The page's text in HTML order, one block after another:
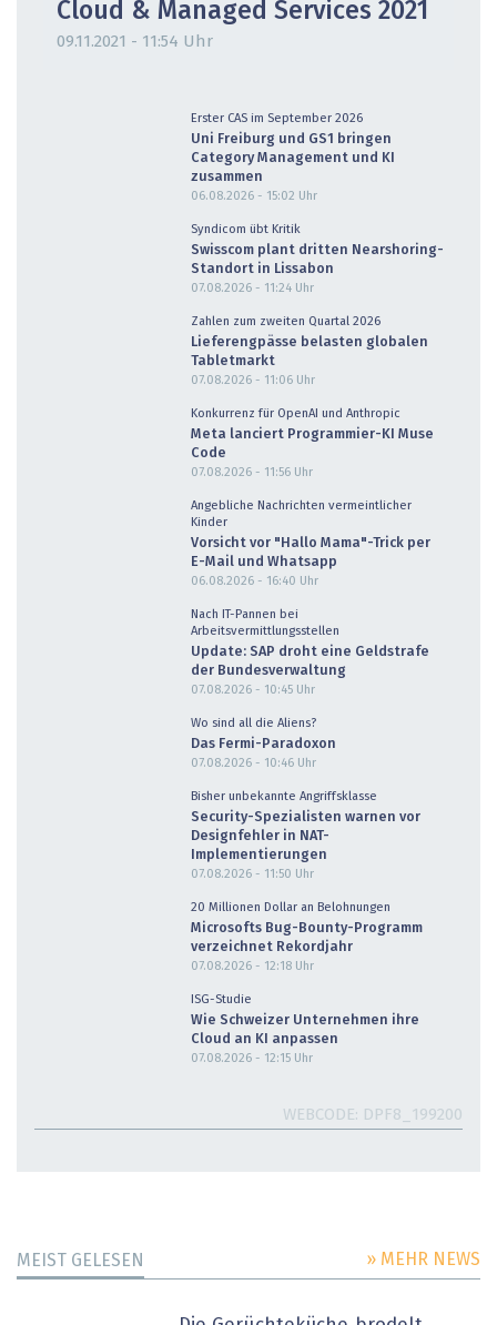
Cloud & Managed Services 2021
09.11.2021 - 11:54 Uhr
Erster CAS im September 2026
Uni Freiburg und GS1 bringen
Category Management und KI
zusammen
06.08.2026 - 15:02 Uhr
Syndicom übt Kritik
Swisscom plant dritten Nearshoring-
Standort in Lissabon
07.08.2026 - 11:24 Uhr
Zahlen zum zweiten Quartal 2026
Lieferengpässe belasten globalen
Tabletmarkt
07.08.2026 - 11:06 Uhr
Konkurrenz für OpenAI und Anthropic
Meta lanciert Programmier-KI Muse
Code
07.08.2026 - 11:56 Uhr
Angebliche Nachrichten vermeintlicher
Kinder
Vorsicht vor "Hallo Mama"-Trick per
E-Mail und Whatsapp
06.08.2026 - 16:40 Uhr
Nach IT-Pannen bei
Arbeitsvermittlungsstellen
Update: SAP droht eine Geldstrafe
der Bundesverwaltung
07.08.2026 - 10:45 Uhr
Wo sind all die Aliens?
Das Fermi-Paradoxon
07.08.2026 - 10:46 Uhr
Bisher unbekannte Angriffsklasse
Security-Spezialisten warnen vor
Designfehler in NAT-
Implementierungen
07.08.2026 - 11:50 Uhr
20 Millionen Dollar an Belohnungen
Microsofts Bug-Bounty-Programm
verzeichnet Rekordjahr
07.08.2026 - 12:18 Uhr
ISG-Studie
Wie Schweizer Unternehmen ihre
Cloud an KI anpassen
07.08.2026 - 12:15 Uhr
WEBCODE DPF8_199200
MEIST GELESEN » MEHR NEWS